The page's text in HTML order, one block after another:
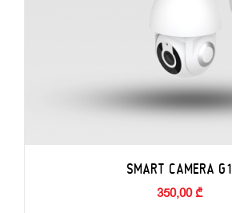
SMART CAMERA G1
350,00₾